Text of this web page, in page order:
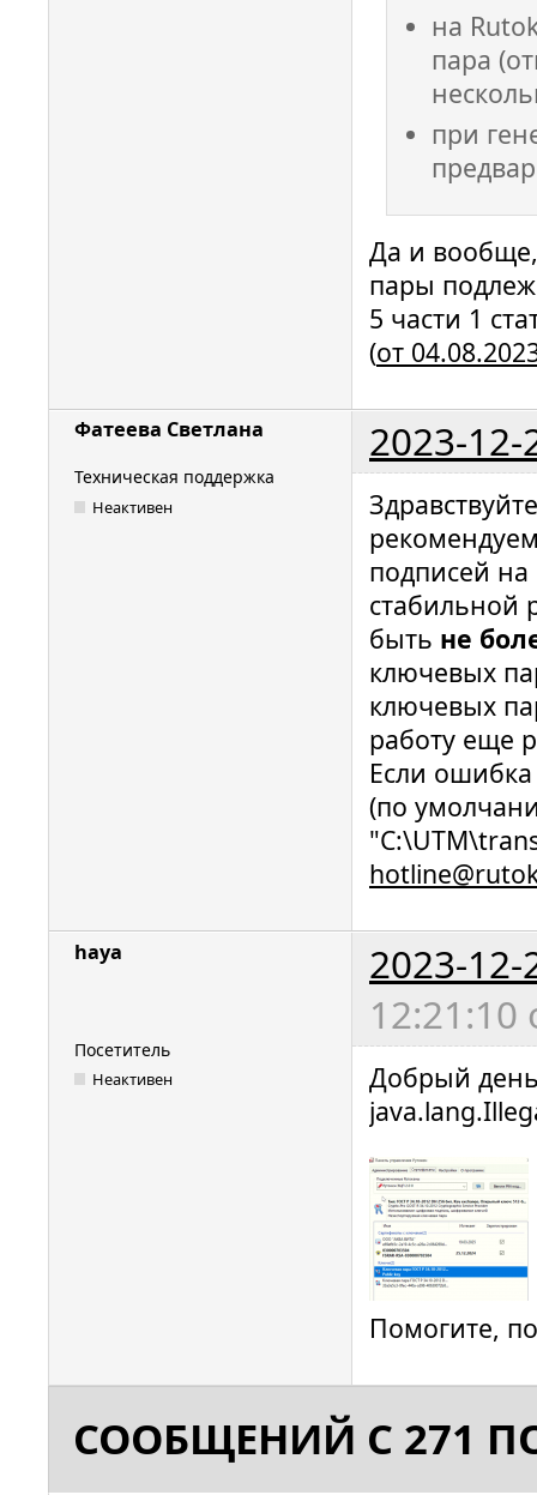
на
пара
при
Да и
пары
5 части 1
(от
Фатеева Светлана 2023-12-
Техническая поддержка
Неактивен
подписей на
стабильной
быть не
ключевых
ключевых
работу еще
Если
(по
haya
2023-12-
12:21:10
Посетитель
Неактивен
Добрый
Помогите,
СООБЩЕНИЙ С 271